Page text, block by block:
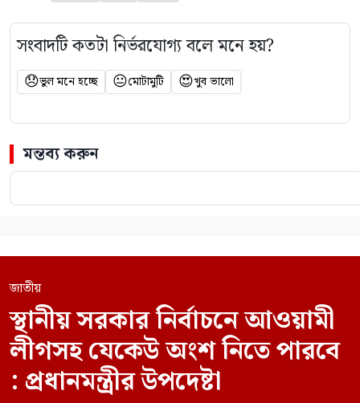
সংবাদটি কতটা নির্ভরযোগ্য বলে মনে হয়?
😞ভুল মনে হচ্ছে 😐মোটামুটি 😍খুব ভালো
মন্তব্য করুন
জাতীয়
স্থানীয় সরকার নির্বাচনে আওয়ামী
লীগসহ যেকেউ অংশ নিতে পারবে
: প্রধানমন্ত্রীর উপদেষ্টা